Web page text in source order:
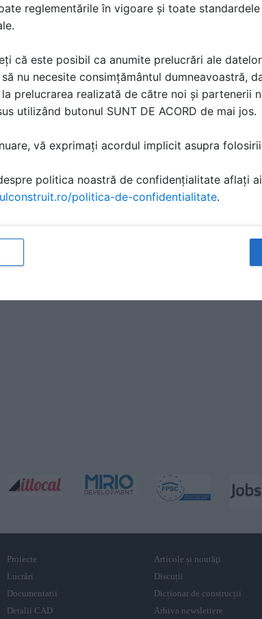
perete - vedere din fata Rigola
Scurgere
Proiecte
Lucrări
Documentatii
Detalii CAD
Articole și noutăţi
Discuții
Dicționar de construcții
Arhiva newslettere
reglementările în vigoare și toate
că este posibil ca anumite prelucrări ale
nu necesite consimțământul dumneavoastră,
prelucrarea realizată de către noi și partenerii
utilizând butonul SUNT DE ACORD de mai jos.
vă exprimați acordul implicit asupra
politica noastră de confidențialitate aflați
politica-de-confidentialitate.